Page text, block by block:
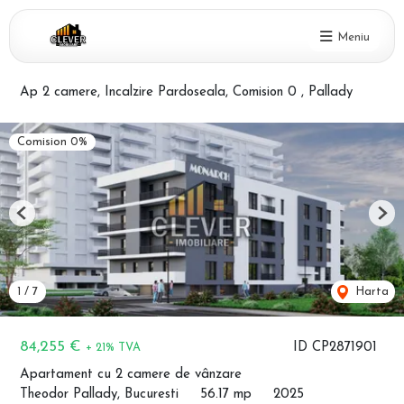
Meniu
Ap 2 camere, Incalzire Pardoseala, Comision 0 , Pallady
ID CP2871901
84,255 € + 21% TVA
Apartament cu 2 camere de vânzare
Theodor Pallady, Bucuresti
56.17 mp 2025
Comision 0%
1 / 7 Harta
Previous